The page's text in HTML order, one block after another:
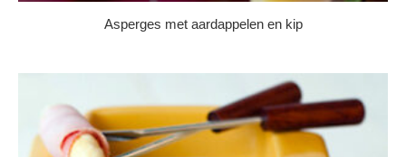
Asperges met aardappelen en kip